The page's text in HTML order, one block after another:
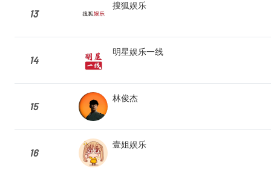
13
搜狐娱乐
14
明星娱乐一线
15
林俊杰
16
壹姐娱乐